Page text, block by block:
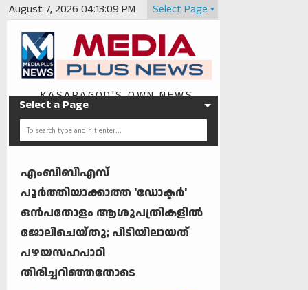
August 7, 2026 04:13:09 PM Select Page
KASARAGOD'S OWN NEWS
Select a Page
എംബിബിഎസ്‌
പൂർത്തിയാക്കാത്ത 'ഡോക്ടർ'
ഒൻപതോളം ആശുപത്രികളിൽ
ജോലിചെയ്തു; പിടിയിലായത്
പഴയസഹപാഠി
തിരിച്ചറിഞ്ഞതോടെ